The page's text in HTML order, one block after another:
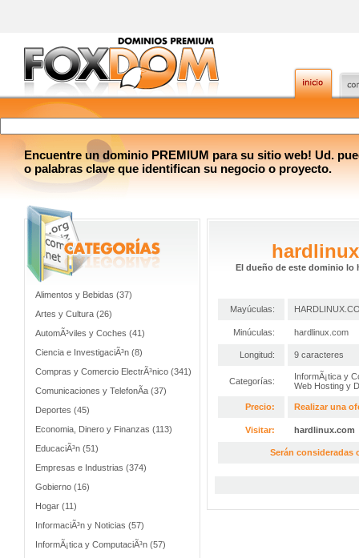
Encuentre un dominio PREMIUM para su sitio web! Ud.
o palabras clave que identifican su negocio o proyecto.
Alimentos y Bebidas (37)
Artes y Cultura (26)
AutomÃ³viles y Coches (41)
Ciencia e InvestigaciÃ³n (8)
Compras y Comercio ElectrÃ³nico (341)
Comunicaciones y TelefonÃ­a (37)
Deportes (45)
Economia, Dinero y Finanzas (113)
EducaciÃ³n (51)
Empresas e Industrias (374)
Gobierno (16)
Hogar (11)
InformaciÃ³n y Noticias (57)
InformÃ¡tica y ComputaciÃ³n (57)
El dueño de este dominio lo
Mayúculas:
Minúculas: hardlinux.com
Longitud: 9 caracteres
Categorías:
InformÃ¡tica y
Web Hosting y
Precio: Realizar una
Visitar: hardlinux.com
Serán consideradas